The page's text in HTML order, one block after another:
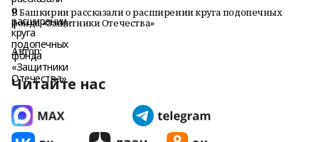
В Башкирии рассказали о расширении круга подопечных
фонда «Защитники Отечества»
Автор:
Читайте нас